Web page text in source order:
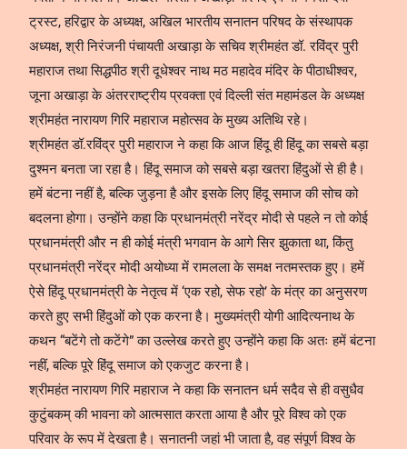
ट्रस्ट, हरिद्वार के अध्यक्ष, अखिल भारतीय सनातन परिषद के संस्थापक
अध्यक्ष, श्री निरंजनी पंचायती अखाड़ा के सचिव श्रीमहंत डॉ. रविंद्र पुरी
महाराज तथा सिद्धपीठ श्री दूधेश्वर नाथ मठ महादेव मंदिर के पीठाधीश्वर,
जूना अखाड़ा के अंतरराष्ट्रीय प्रवक्ता एवं दिल्ली संत महामंडल के अध्यक्ष
श्रीमहंत नारायण गिरि महाराज महोत्सव के मुख्य अतिथि रहे।
श्रीमहंत डॉ.रविंद्र पुरी महाराज ने कहा कि आज हिंदू ही हिंदू का सबसे बड़ा
दुश्मन बनता जा रहा है। हिंदू समाज को सबसे बड़ा खतरा हिंदुओं से ही है।
हमें बंटना नहीं है, बल्कि जुड़ना है और इसके लिए हिंदू समाज की सोच को
बदलना होगा। उन्होंने कहा कि प्रधानमंत्री नरेंद्र मोदी से पहले न तो कोई
प्रधानमंत्री और न ही कोई मंत्री भगवान के आगे सिर झुकाता था, किंतु
प्रधानमंत्री नरेंद्र मोदी अयोध्या में रामलला के समक्ष नतमस्तक हुए। हमें
ऐसे हिंदू प्रधानमंत्री के नेतृत्व में ‘एक रहो, सेफ रहो’ के मंत्र का अनुसरण
करते हुए सभी हिंदुओं को एक करना है। मुख्यमंत्री योगी आदित्यनाथ के
कथन “बटेंगे तो कटेंगे” का उल्लेख करते हुए उन्होंने कहा कि अतः हमें बंटना
नहीं, बल्कि पूरे हिंदू समाज को एकजुट करना है।
श्रीमहंत नारायण गिरि महाराज ने कहा कि सनातन धर्म सदैव से ही वसुधैव
कुटुंबकम् की भावना को आत्मसात करता आया है और पूरे विश्व को एक
परिवार के रूप में देखता है। सनातनी जहां भी जाता है, वह संपूर्ण विश्व के